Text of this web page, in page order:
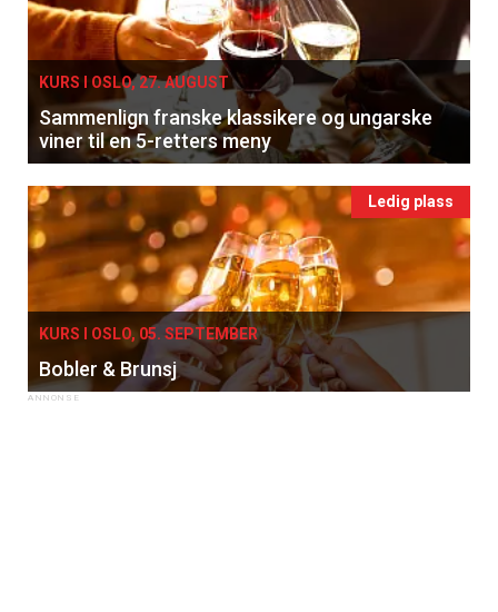
KURS I OSLO, 27. AUGUST
Sammenlign franske klassikere og ungarske
viner til en 5-retters meny
Ledig plass
KURS I OSLO, 05. SEPTEMBER
Bobler & Brunsj